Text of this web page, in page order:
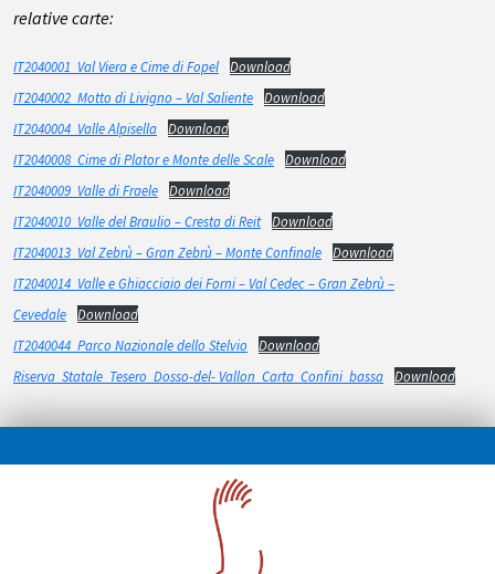
relative carte:
IT2040001_Val Viera e Cime di Fopel
Download
IT2040002_Motto di Livigno – Val Saliente
Download
IT2040004_Valle Alpisella
Download
IT2040008_Cime di Plator e Monte delle Scale
Download
IT2040009_Valle di Fraele
Download
IT2040010_Valle del Braulio – Cresta di Reit
Download
IT2040013_Val Zebrù – Gran Zebrù – Monte Confinale
Download
IT2040014_Valle e Ghiacciaio dei Forni – Val Cedec – Gran Zebrù –
Cevedale
Download
IT2040044_Parco Nazionale dello Stelvio
Download
Riserva_Statale_Tesero_Dosso-del- Vallon_Carta_Confini_bassa
Download